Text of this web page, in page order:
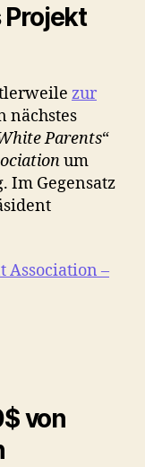
zur
nächstes
Parents“
um
Im Gegensatz
Association –
von